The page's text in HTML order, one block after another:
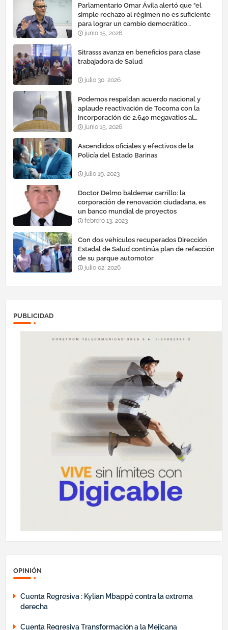
Parlamentario Omar Ávila alertó que "el
simple rechazo al régimen no es suficiente
para lograr un cambio democrático
efectivo"
junio 15, 2026
Sitrasss avanza en beneficios para clase
trabajadora de Salud
julio 30, 2026
Podemos respaldan acuerdo nacional y
aplaude reactivación de Tocoma con la
incorporación de 2.640 megavatios al
sistema eléctrico nacional
junio 15, 2026
Ascendidos oficiales y efectivos de la
Policía del Estado Barinas
julio 19, 2023
Doctor Delmo baldemar carrillo: la
corporación de renovación ciudadana, es
un banco mundial de proyectos
febrero 13, 2023
Con dos vehículos recuperados Dirección
Estadal de Salud continúa plan de refacción
de su parque automotor ‎
julio 02, 2026
PUBLICIDAD
OPINIÓN
Cuenta Regresiva : Kylian Mbappé contra la extrema
derecha
Cuenta Regresiva Transformación a la Mejicana